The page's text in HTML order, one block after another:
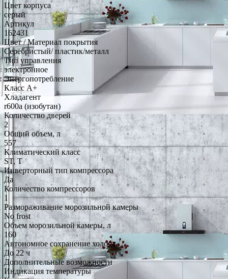
Цвет корпуса
серый
Артикул
162431
Цвет / Материал покрытия
Серебристый/ пластик/металл
Тип управления
электронное
Энергопотребление
Класс A+
Хладагент
r600a (изобутан)
Количество дверей
2
Общий объем, л
557
Климатический класс
ST, T
Инверторный тип компрессора
Да
Количество компрессоров
1
Размораживание морозильной камеры
No frost
Объем морозильной камеры, л
160
Автономное сохранение холода
До 22 ч
Дополнительные возможности
Индикация температуры